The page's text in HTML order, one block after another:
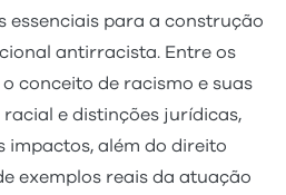
essenciais para a construção
antirracista. Entre os
conceito de racismo e suas
e distinções jurídicas,
impactos, além do direito
exemplos reais da atuação